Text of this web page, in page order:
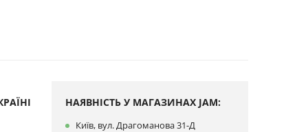
НАЯВНІСТЬ У МАГАЗИНАХ JAM:
Київ, вул. Драгоманова 31-Д